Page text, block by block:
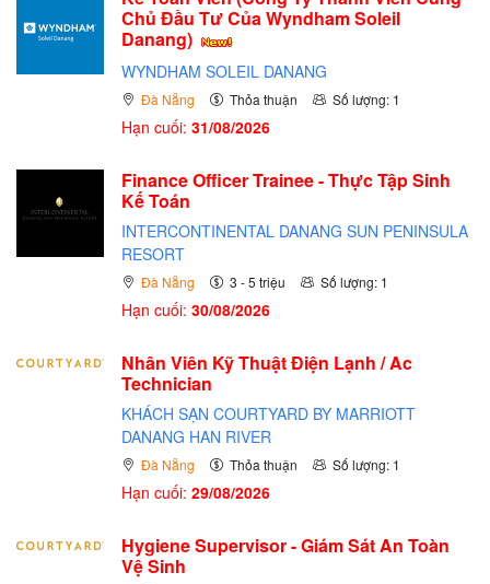
Chủ Đầu Tư Của Wyndham Soleil
Danang)
WYNDHAM SOLEIL DANANG
Đà Nẵng Thỏa thuận Số lượng: 1
Hạn cuối: 31/08/2026
Finance Officer Trainee - Thực Tập Sinh
Kế Toán
INTERCONTINENTAL DANANG SUN PENINSULA
RESORT
Đà Nẵng 3 - 5 triệu Số lượng: 1
Hạn cuối: 30/08/2026
Nhân Viên Kỹ Thuật Điện Lạnh / Ac
Technician
KHÁCH SẠN COURTYARD BY MARRIOTT
DANANG HAN RIVER
Đà Nẵng Thỏa thuận Số lượng: 1
Hạn cuối: 29/08/2026
Hygiene Supervisor - Giám Sát An Toàn
Vệ Sinh